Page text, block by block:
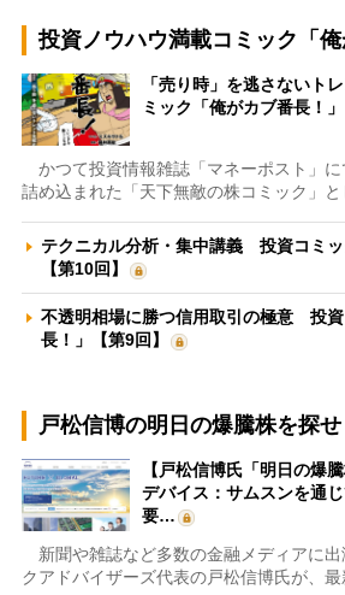
投資ノウハウ満載コミック「俺
「売り時」を逃さないト
ミック「俺がカブ番長！」
かつて投資情報雑誌「マネーポスト」
詰め込まれた「天下無敵の株コミック」と
テクニカル分析・集中講義 投資コミッ
【第10回】
不透明相場に勝つ信用取引の極意 投
長！」【第9回】
戸松信博の明日の爆騰株を探せ
【戸松信博氏「明日の爆
デバイス：サムスンを通
要…
新聞や雑誌など多数の金融メディアに出
クアドバイザーズ代表の戸松信博氏が、最